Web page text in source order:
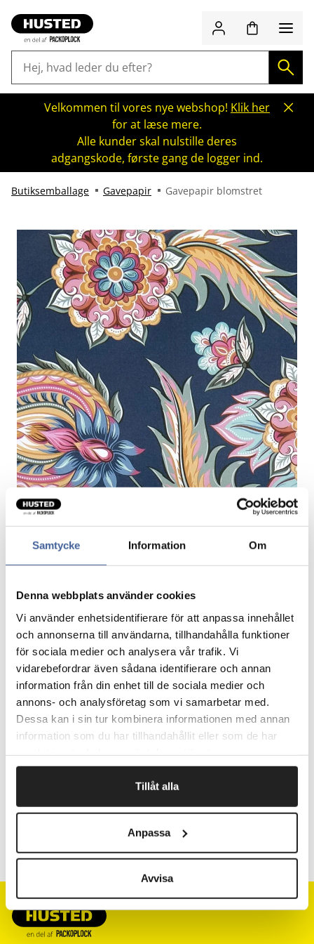
Samtycke Information Om
Denna webbplats använder cookies
Vi använder enhetsidentifierare för att anpassa innehållet
och annonserna till användarna, tillhandahålla funktioner
för sociala medier och analysera vår trafik. Vi
vidarebefordrar även sådana identifierare och annan
information från din enhet till de sociala medier och
annons- och analysföretag som vi samarbetar med.
Dessa kan i sin tur kombinera informationen med annan
information som du har tillhandahållit eller som de har
Tillåt alla
Anpassa
Avvisa
Velkommen til vores nye webshop! Klik her
for at læse mere.
Alle kunder skal nulstille deres
adgangskode, første gang de logger ind.
Butiksemballage Gavepapir Gavepapir blomstret
Gavepapir Paisley spring
FSC-maerket
Pris/rulle.
Fragtfrit når du handler for 1.900,-
inden kl 10
Artikelnr. Bredde cm
57